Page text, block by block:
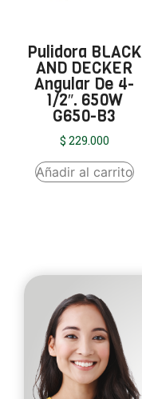
Pulidora BLACK
AND DECKER
Angular De 4-
1/2″. 650W
G650-B3
$ 229.000
Añadir al carrito